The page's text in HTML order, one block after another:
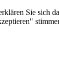
Sie sich